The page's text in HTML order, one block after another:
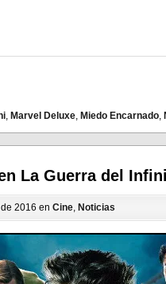
, Marvel Deluxe, Miedo Encarnado,
La Guerra del
2016 en Cine, Noticias